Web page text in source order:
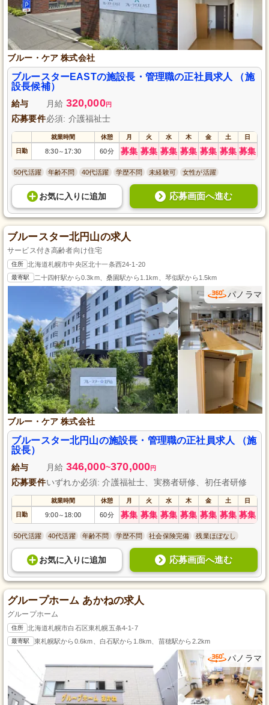
ブルー・ケア 株式会社
ブルースターEASTの施設長・管理職の正社員求人 （施
設長候補）
給与 月給 320,000円
応募要件必須: 介護福祉士
就業時間 休憩 月 火 水 木 金 土 日
日勤 8:30～ 17:30 60分 募集 募集 募集 募集 募集 募集 募集
50代活躍 年齢不問 40代活躍 学歴不問 未経験可 女性が活躍
お気に入り に追加 応募画面へ進む
ブルースター北円山の求人
サービス付き高齢者向け住宅
住所 北海道札幌市中央区北十一条西24-1-20
最寄駅 二十四軒駅から0.3km、桑園駅から1.1km、琴似駅から1.5km
パノラマ
ブルー・ケア 株式会社
ブルースター北円山の施設長・管理職の正社員求人 （施
設長）
給与 月給 346,000~370,000円
応募要件いずれか必須: 介護福祉士、実務者研修、初任者研修
就業時間 休憩 月 火 水 木 金 土 日
日勤 9:00～ 18:00 60分 募集 募集 募集 募集 募集 募集 募集
50代活躍 40代活躍 年齢不問 学歴不問 社会保険完備 残業ほぼなし
お気に入り に追加 応募画面へ進む
グループホーム あかねの求人
グループホーム
住所 北海道札幌市白石区東札幌五条4-1-7
最寄駅 東札幌駅から0.6km、白石駅から1.8km、苗穂駅から2.2km
パノラマ